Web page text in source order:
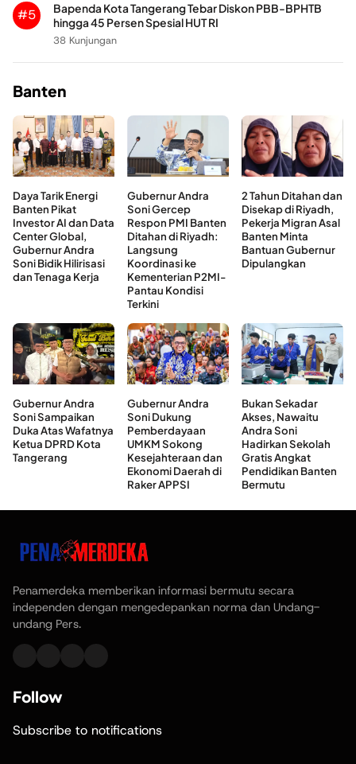
#5
Bapenda Kota Tangerang Tebar Diskon PBB-BPHTB
hingga 45 Persen Spesial HUT RI
38 Kunjungan
Banten
Daya Tarik Energi
Banten Pikat
Investor AI dan Data
Center Global,
Gubernur Andra
Soni Bidik Hilirisasi
dan Tenaga Kerja
Gubernur Andra
Soni Gercep
Respon PMI Banten
Ditahan di Riyadh:
Langsung
Koordinasi ke
Kementerian P2MI-
Pantau Kondisi
Terkini
2 Tahun Ditahan dan
Disekap di Riyadh,
Pekerja Migran Asal
Banten Minta
Bantuan Gubernur
Dipulangkan
Gubernur Andra
Soni Sampaikan
Duka Atas Wafatnya
Ketua DPRD Kota
Tangerang
Gubernur Andra
Soni Dukung
Pemberdayaan
UMKM Sokong
Kesejahteraan dan
Ekonomi Daerah di
Raker APPSI
Bukan Sekadar
Akses, Nawaitu
Andra Soni
Hadirkan Sekolah
Gratis Angkat
Pendidikan Banten
Bermutu
Penamerdeka memberikan informasi bermutu secara
independen dengan mengedepankan norma dan Undang-
undang Pers.
Follow
Subscribe to notifications